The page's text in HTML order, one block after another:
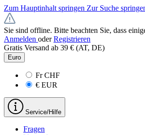
Zum Hauptinhalt springen Zur Suche
Sie sind offline. Bitte beachten Sie, dass
Anmelden oder Registrieren
Gratis Versand ab 39 € (AT, DE)
Euro
FrCHF
€ EUR
Service/Hilfe
Fragen